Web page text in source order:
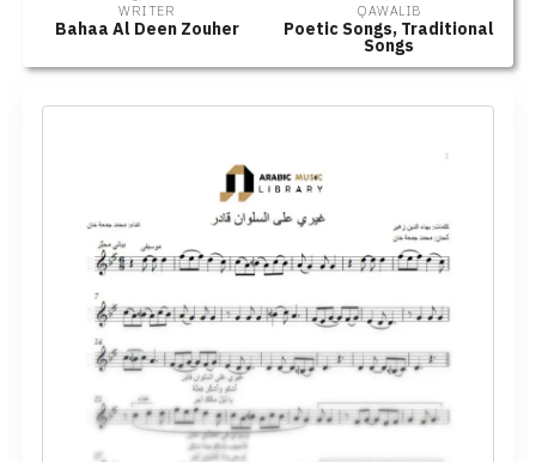
WRITER
Bahaa Al Deen Zouher
QAWALIB
Poetic Songs,Traditional
Songs